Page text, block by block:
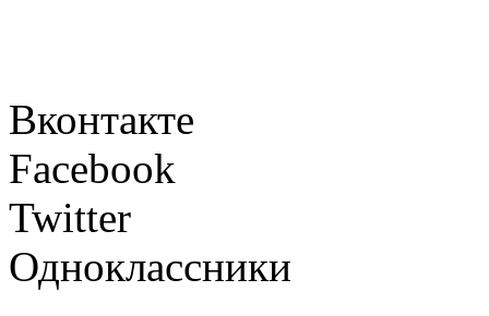
Вконтакте
Facebook
Twitter
Одноклассники